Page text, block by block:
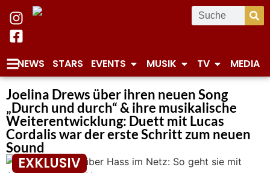
NEWS STARS EVENTS MUSIK TV MEDIA
Joelina Drews über ihren neuen Song
„Durch und durch“ & ihre musikalische
Weiterentwicklung: Duett mit Lucas
Cordalis war der erste Schritt zum neuen
Sound
EXKLUSIV